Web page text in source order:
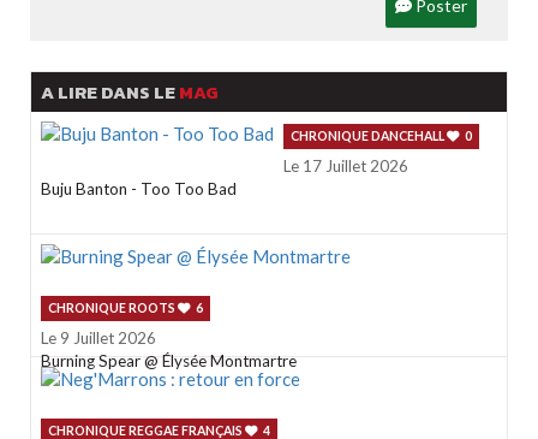
Poster
A LIRE DANS LEMAG
CHRONIQUE DANCEHALL 0
Le 17 Juillet 2026
Buju Banton - Too Too Bad
CHRONIQUE ROOTS 6
Le 9 Juillet 2026
Burning Spear @ Élysée Montmartre
CHRONIQUE REGGAE FRANÇAIS 4